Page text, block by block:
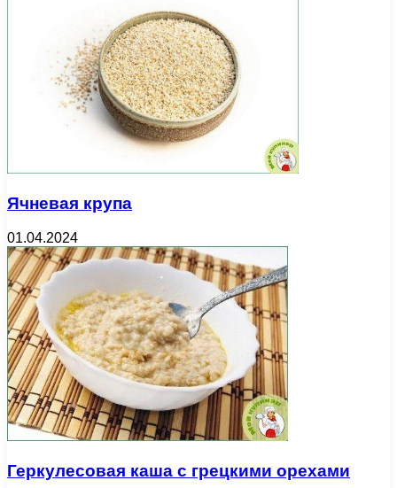
Ячневая крупа
01.04.2024
Геркулесовая каша с грецкими орехами